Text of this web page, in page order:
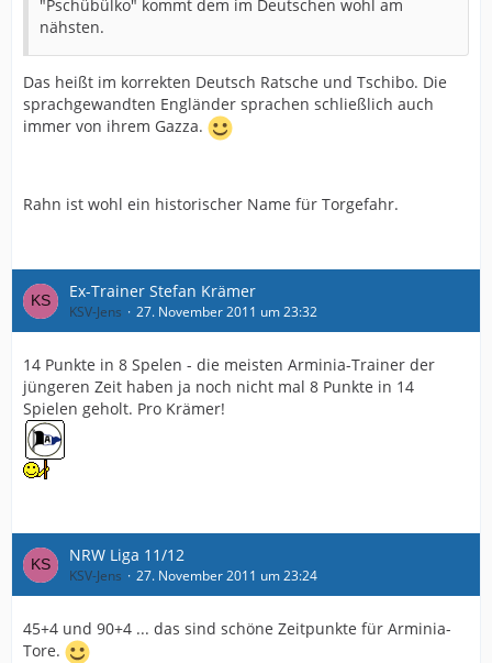
"Pschübülko" kommt dem im Deutschen wohl am
nähsten.
Das heißt im korrekten Deutsch Ratsche und Tschibo. Die
sprachgewandten Engländer sprachen schließlich auch
immer von ihrem Gazza.
Rahn ist wohl ein historischer Name für Torgefahr.
Ex-Trainer Stefan Krämer
KSV-Jens 27. November 2011 um 23:32
14 Punkte in 8 Spelen - die meisten Arminia-Trainer der
jüngeren Zeit haben ja noch nicht mal 8 Punkte in 14
Spielen geholt. Pro Krämer!
NRW Liga 11/12
KSV-Jens 27. November 2011 um 23:24
45+4 und 90+4 ... das sind schöne Zeitpunkte für Arminia-
Tore.